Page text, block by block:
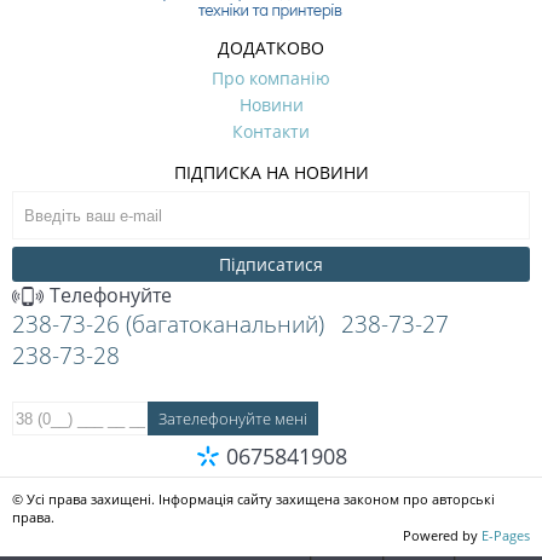
ДОДАТКОВО
Про компанію
Новини
Контакти
ПІДПИСКА НА НОВИНИ
Підписатися
Телефонуйте
238-73-26 (багатоканальний) 238-73-27
238-73-28
0675841908
© Усі права захищені. Інформація сайту захищена законом про авторські
права.
Powered by E-Pages